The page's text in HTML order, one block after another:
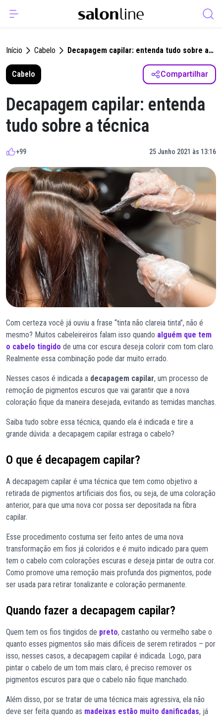
Início Cabelo
Decapagem capilar: entenda tudo sobre a
Cabelo
Compartilhar
Decapagem capilar: entenda
tudo sobre a técnica
+99 25 Junho 2021 às 13:16
Com certeza você já ouviu a frase “tinta não clareia tinta”, não é
mesmo? Muitos cabeleireiros falam isso quando alguém que tem
o cabelo tingido de uma cor escura deseja colorir com tom claro.
Realmente essa combinação pode dar muito errado.
Nesses casos é indicada a decapagem capilar, um processo de
remoção de pigmentos escuros que vai garantir que a nova
coloração fique da maneira desejada, evitando as temidas manchas.
Saiba tudo sobre essa técnica, quando ela é indicada e tire a
grande dúvida: a decapagem capilar estraga o cabelo?
O que é decapagem capilar?
A decapagem capilar é uma técnica que tem como objetivo a
retirada de pigmentos artificiais dos fios, ou seja, de uma coloração
anterior, para que uma nova cor possa ser depositada na fibra
capilar.
Esse procedimento costuma ser feito antes de uma nova
transformação em fios já coloridos e é muito indicado para quem
tem o cabelo com colorações escuras e deseja pintar de outra cor.
Como promove uma remoção mais profunda dos pigmentos, pode
ser usada para retirar tonalizante e coloração permanente.
Quando fazer a decapagem capilar?
Quem tem os fios tingidos de preto, castanho ou vermelho sabe o
quanto esses pigmentos são mais difíceis de serem retirados – por
isso, nesses casos, a decapagem capilar é indicada. Logo, para
pintar o cabelo de um tom mais claro, é preciso remover os
pigmentos escuros para que o cabelo não fique manchado.
Além disso, por se tratar de uma técnica mais agressiva, ela não
deve ser feita quando as madeixas estão muito danificadas, já